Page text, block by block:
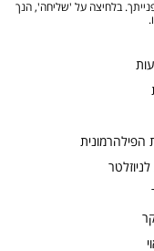
הפילהרמונית
בלחיצה על 'שליחה', הנך